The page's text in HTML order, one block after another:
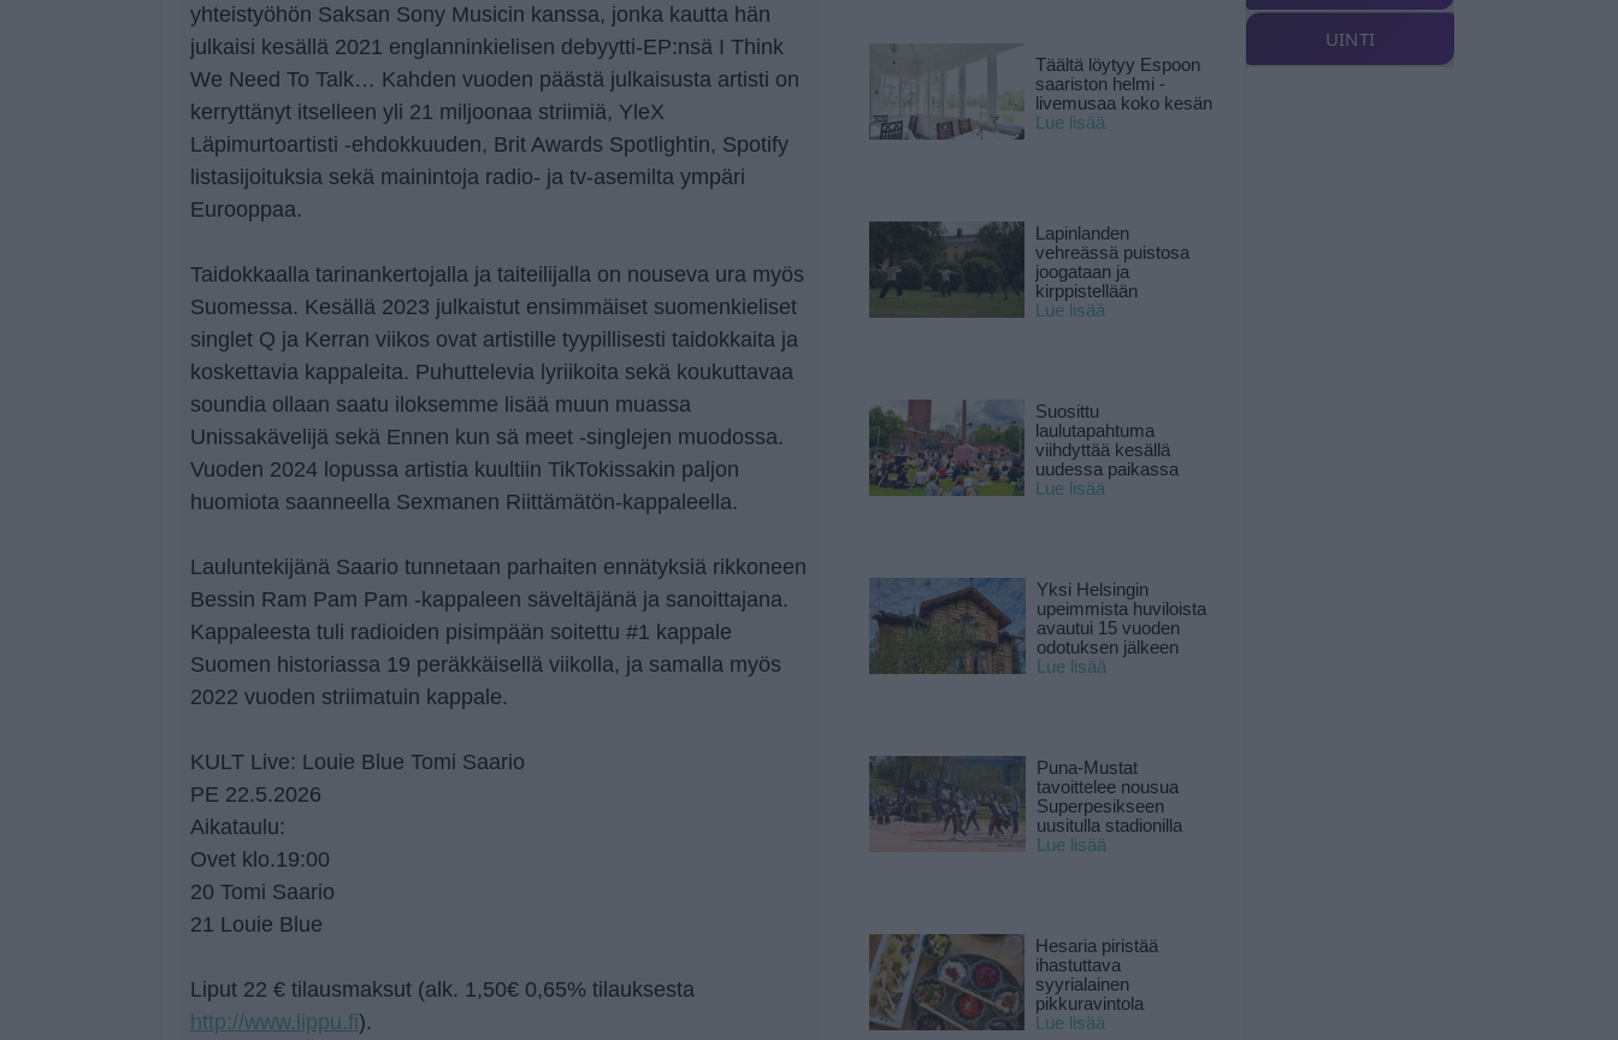
yhteistyöhön Saksan Sony Musicin kanssa, jonka kautta hän
julkaisi kesällä 2021 englanninkielisen debyytti-EP:nsä I Think
We Need To Talk… Kahden vuoden päästä julkaisusta artisti on
kerryttänyt itselleen yli 21 miljoonaa striimiä, YleX
Läpimurtoartisti -ehdokkuuden, Brit Awards Spotlightin, Spotify
listasijoituksia sekä mainintoja radio- ja tv-asemilta ympäri
Eurooppaa.
Taidokkaalla tarinankertojalla ja taiteilijalla on nouseva ura myös
Suomessa. Kesällä 2023 julkaistut ensimmäiset suomenkieliset
singlet Q ja Kerran viikos ovat artistille tyypillisesti taidokkaita ja
koskettavia kappaleita. Puhuttelevia lyriikoita sekä koukuttavaa
soundia ollaan saatu iloksemme lisää muun muassa
Unissakävelijä sekä Ennen kun sä meet -singlejen muodossa.
Vuoden 2024 lopussa artistia kuultiin TikTokissakin paljon
huomiota saanneella Sexmanen Riittämätön-kappaleella.
Lauluntekijänä Saario tunnetaan parhaiten ennätyksiä rikkoneen
Bessin Ram Pam Pam -kappaleen säveltäjänä ja sanoittajana.
Kappaleesta tuli radioiden pisimpään soitettu #1 kappale
Suomen historiassa 19 peräkkäisellä viikolla, ja samalla myös
2022 vuoden striimatuin kappale.
KULT Live: Louie Blue Tomi Saario
PE 22.5.2026
Aikataulu:
Ovet klo.19:00
20 Tomi Saario
21 Louie Blue
Liput 22 € tilausmaksut (alk. 1,50€ 0,65% tilauksesta
http://www.lippu.fi).
Täältä löytyy Espoon
saariston helmi -
livemusaa koko kesän
Lue lisää
Lapinlanden
vehreässä puistosa
joogataan ja
kirppistellään
Lue lisää
Suosittu
laulutapahtuma
viihdyttää kesällä
uudessa paikassa
Lue lisää
Yksi Helsingin
upeimmista huviloista
avautui 15 vuoden
odotuksen jälkeen
Lue lisää
Puna-Mustat
tavoittelee nousua
Superpesikseen
uusitulla stadionilla
Lue lisää
Hesaria piristää
ihastuttava
syyrialainen
pikkuravintola
Lue lisää
UINTI